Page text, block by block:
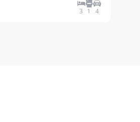
com conforto. Com 4 vagas de
social, essa casa é perfeita
3 1 4